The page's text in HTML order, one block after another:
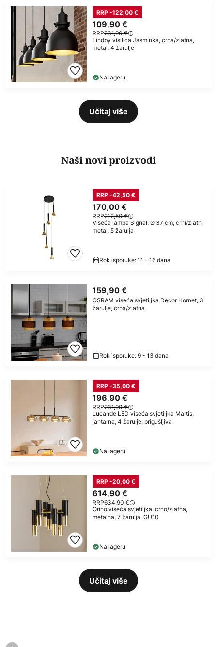
109,90 €
RRP231,90 €
RRP -122,00 €
Lindby visilica Jasminka, crna/zlatna,
metal, 4 žarulje
Na lageru
Učitaj više
Naši novi proizvodi
170,00 €
RRP212,50 €
RRP -42,50 €
Viseća lampa Signal, Ø 37 cm, crni/zlatni
metal, 5 žarulja
Rok isporuke: 11 - 16 dana
159,90 €
OSRAM viseća svjetiljka Decor Hornet, 3
žarulje, crna/zlatna
Rok isporuke: 9 - 13 dana
196,90 €
RRP231,90 €
RRP -35,00 €
Lucande LED viseća svjetiljka Martis,
jantarna, 4 žarulje, prigušljiva
Na lageru
614,90 €
RRP634,90 €
RRP -20,00 €
Orino viseća svjetiljka, crno/zlatna,
metalna, 7 žarulja, GU10
Na lageru
Učitaj više